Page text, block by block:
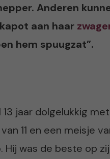
Anderen
aan haar
hem spuugzat”.
jaar dolgelukkig
11 en een meisje
was de beste op